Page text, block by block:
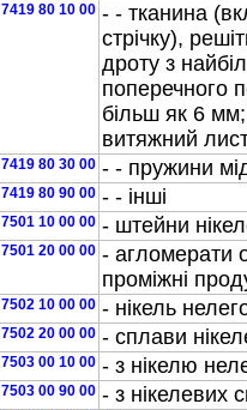
7419 80 10 00 - - тканина
стрiчку),
дроту з
поперечного
бiльш як 6
витяжний
7419 80 30 00 - - пружини
7419 80 90 00 - - iншi
7501 10 00 00 - штейни
7501 20 00 00 - агломерати
промiжнi
7502 10 00 00 - нiкель
7502 20 00 00 - сплави
7503 00 10 00 - з нiкелю
7503 00 90 00 - з нiкелевих